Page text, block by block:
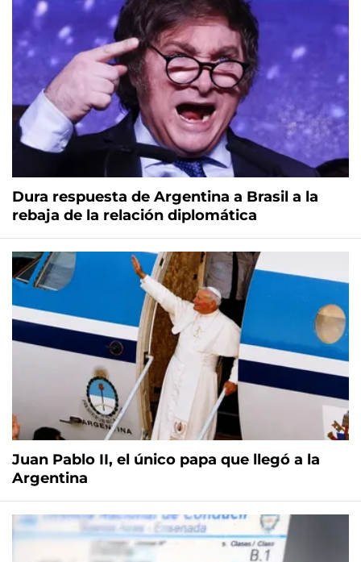
Dura respuesta de Argentina a Brasil a la
rebaja de la relación diplomática
Juan Pablo II, el único papa que llegó a la
Argentina